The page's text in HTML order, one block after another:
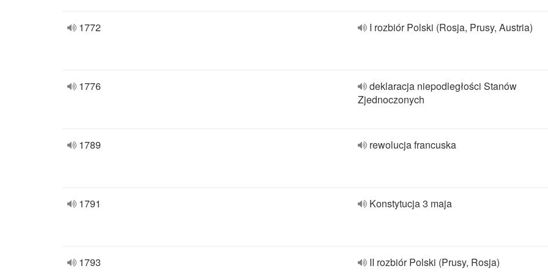
1772 I rozbiór Polski (Rosja, Prusy, Austria)
1776
deklaracja niepodległości Stanów
Zjednoczonych
1789 rewolucja francuska
1791 Konstytucja 3 maja
1793 II rozbiór Polski (Prusy, Rosja)